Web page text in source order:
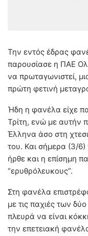
Την εντός έδρας
παρουσίασε η ΠΑΕ
να πρωταγωνιστεί,
πρώτη φετινή
Ήδη η φανέλα είχε
Τρίτη, ενώ με αυτήν
Έλληνα άσο στη
του. Και σήμερα (3/6)
ήρθε και η επίσημη
“ερυθρόλευκους”.
Στη φανέλα
με τις παχιές των
πλευρά να είναι
την επετειακή